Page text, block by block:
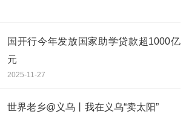
国开行今年发放国家助学贷款超1000亿
元
2025-11-27
世界老乡@义乌丨我在义乌“卖太阳”